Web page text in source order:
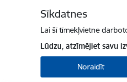
Sīkdatnes
Lai šī tīmekļvietne
Lūdzu, atzīmējiet savu
Noraidīt